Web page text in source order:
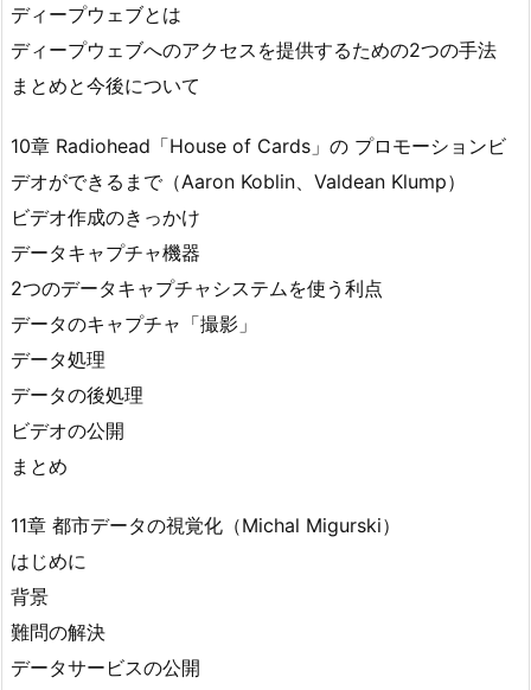
ディープウェブとは
ディープウェブへのアクセスを提供するための2つの手法
まとめと今後について
10章 Radiohead「House of Cards」の プロモーションビ
デオができるまで（Aaron Koblin、Valdean Klump）
ビデオ作成のきっかけ
データキャプチャ機器
2つのデータキャプチャシステムを使う利点
データのキャプチャ「撮影」
データ処理
データの後処理
ビデオの公開
まとめ
11章 都市データの視覚化（Michal Migurski）
はじめに
背景
難問の解決
データサービスの公開